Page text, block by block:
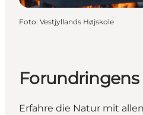
Foto: Vestjyllands Højskole
Forundringens
Erfahre die Natur mit